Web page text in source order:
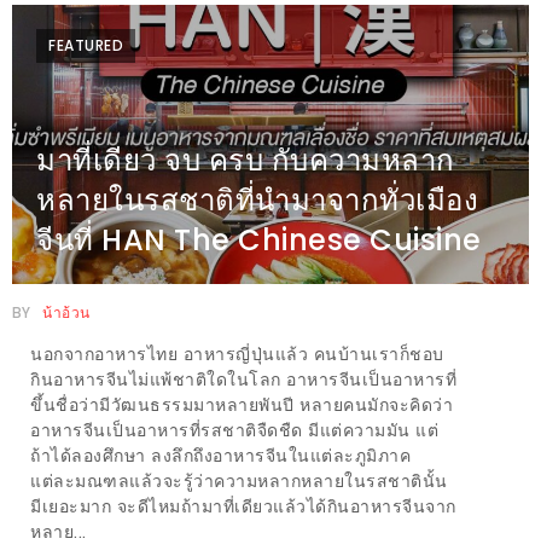
หิว
ข้าว
อะไร
เอ่ย
อร่อย
ที่สุด?
งาน
บ้าน
ที่
ทุก
ต้อง
FEATURED
มาที่เดียว จบ ครบ กับความหลาก
หลายในรสชาติที่นำมาจากทั่วเมือง
จีนที่ HAN The Chinese Cuisine
BY น้าอ้วน
นอกจากอาหารไทย อาหารญี่ปุ่นแล้ว คนบ้านเราก็ชอบ
กินอาหารจีนไม่แพ้ชาติใดในโลก อาหารจีนเป็นอาหารที่
ขึ้นชื่อว่ามีวัฒนธรรมมาหลายพันปี หลายคนมักจะคิดว่า
อาหารจีนเป็นอาหารที่รสชาติจืดชืด มีแต่ความมัน แต่
ถ้าได้ลองศึกษา ลงลึกถึงอาหารจีนในแต่ละภูมิภาค
แต่ละมณฑลแล้วจะรู้ว่าความหลากหลายในรสชาตินั้น
มีเยอะมาก จะดีไหมถ้ามาที่เดียวแล้วได้กินอาหารจีนจาก
หลาย...